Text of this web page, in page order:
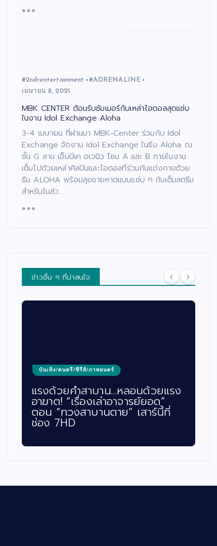
#2ndrentertainment
#ADRENALINE
เมษายน 8, 2021
MBK CENTER ต้อนรับซัมเมอร์กับเหล่าไอดอลสุดแซ่บ
ในงาน Idol Exchange Aloha
3-4 เมษายน ที่ผ่านมา MBK-Center ร่วมกับ Idol
Exchange จัดงาน Idol Exchange ในธีม Aloha ณ
ชั้น G ลาน เอ็มบีเค อเวนิว โซน A และ B ภายในงาน
เต็มไปด้วยเหล่าศิลปินและไอดอลที่ร่วมกันแต่งกายด้วย
ธีม ​ALOHA พร้อมลุยชายหาดแบบแซ่บ ๆ กันเต็มสตรีม
สำหรับในส่ว…
ข่าวอื่น ๆ ที่น่าสนใจ
บันเทิง/ดนตรี/ซีรีส์/ภาพยนตร์
แรงด้วยคำสาบาน…หลอนด้วยแรง
อาฆาต! “เรื่องเล่าอาจารย์ยอด”
ตอน “ทวงสาบานตาย” เสาร์นี้ที่
ช่อง 7HD